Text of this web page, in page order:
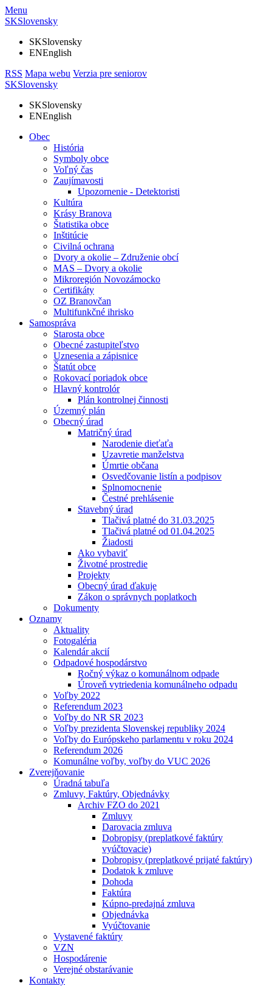
Menu
SKSlovensky
SKSlovensky
ENEnglish
RSS Mapa webu Verzia pre seniorov
SKSlovensky
SKSlovensky
ENEnglish
Obec
História
Symboly obce
Voľný čas
Zaujímavosti
Upozornenie - Detektoristi
Kultúra
Krásy Branova
Štatistika obce
Inštitúcie
Civilná ochrana
Dvory a okolie – Združenie obcí
MAS – Dvory a okolie
Mikroregión Novozámocko
Certifikáty
OZ Branovčan
Multifunkčné ihrisko
Samospráva
Starosta obce
Obecné zastupiteľstvo
Uznesenia a zápisnice
Štatút obce
Rokovací poriadok obce
Hlavný kontrolór
Plán kontrolnej činnosti
Územný plán
Obecný úrad
Matričný úrad
Narodenie dieťaťa
Uzavretie manželstva
Úmrtie občana
Osvedčovanie listín a podpisov
Splnomocnenie
Čestné prehlásenie
Stavebný úrad
Tlačivá platné do 31.03.2025
Tlačivá platné od 01.04.2025
Žiadosti
Ako vybaviť
Životné prostredie
Projekty
Obecný úrad ďakuje
Zákon o správnych poplatkoch
Dokumenty
Oznamy
Aktuality
Fotogaléria
Kalendár akcií
Odpadové hospodárstvo
Ročný výkaz o komunálnom odpade
Úroveň vytriedenia komunálneho odpadu
Voľby 2022
Referendum 2023
Voľby do NR SR 2023
Voľby prezidenta Slovenskej republiky 2024
Voľby do Európskeho parlamentu v roku 2024
Referendum 2026
Komunálne voľby, voľby do VUC 2026
Zverejňovanie
Úradná tabuľa
Zmluvy, Faktúry, Objednávky
Archiv FZO do 2021
Zmluvy
Darovacia zmluva
Dobropisy (preplatkové faktúry
vyúčtovacie)
Dobropisy (preplatkové prijaté faktúry)
Dodatok k zmluve
Dohoda
Faktúra
Kúpno-predajná zmluva
Objednávka
Vyúčtovanie
Vystavené faktúry
VZN
Hospodárenie
Verejné obstarávanie
Kontakty